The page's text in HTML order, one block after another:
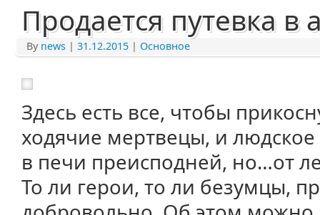
Продается путевка в
By news | 31.12.2015 | Основное
Здесь есть все, чтобы
ходячие мертвецы, и людское
в печи преисподней, но…от
То ли герои, то ли безумцы,